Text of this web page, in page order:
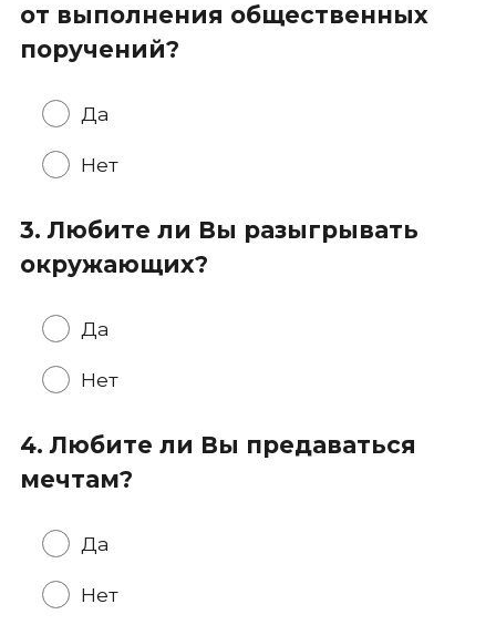
от выполнения общественных
поручений?
Да
Нет
3. Любите ли Вы разыгрывать
окружающих?
Да
Нет
4. Любите ли Вы предаваться
мечтам?
Да
Нет